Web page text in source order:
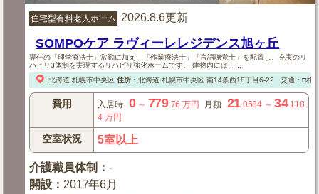
住宅型有料老人ホーム 2026.8.6更新
SOMPOケア ラヴィーレレジデンス旭ヶ丘
専任の「理学療法士」常勤に加え、「作業療法士」「言語聴覚士」を配置し、充実のリ
ハビリ3体制を実現するリハビリ強化ホームです。 建物内には、...
北海道 札幌市中央区 住所： 北海道 札幌市中央区南14条西18丁目6-22 交通：□札
費用 入居時 0～ 779.76 万円 月額 21.0584～34.118
4 万円
空室状況 5室以上
介護職員体制 ：-
開設 ： 2017年6月